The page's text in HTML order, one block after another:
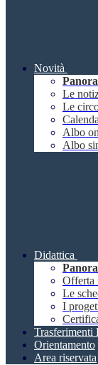
Novità
Le
Le
Albo
Albo
Didattica
Offerta
Le
I
Trasferimenti
Orientamento
Area riservata